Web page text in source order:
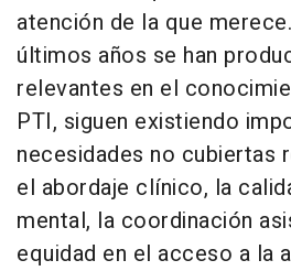
atención de la que
últimos años se han
relevantes en el
PTI, siguen existiendo
necesidades no cubiertas
el abordaje clínico, la
mental, la coordinación
equidad en el acceso a la